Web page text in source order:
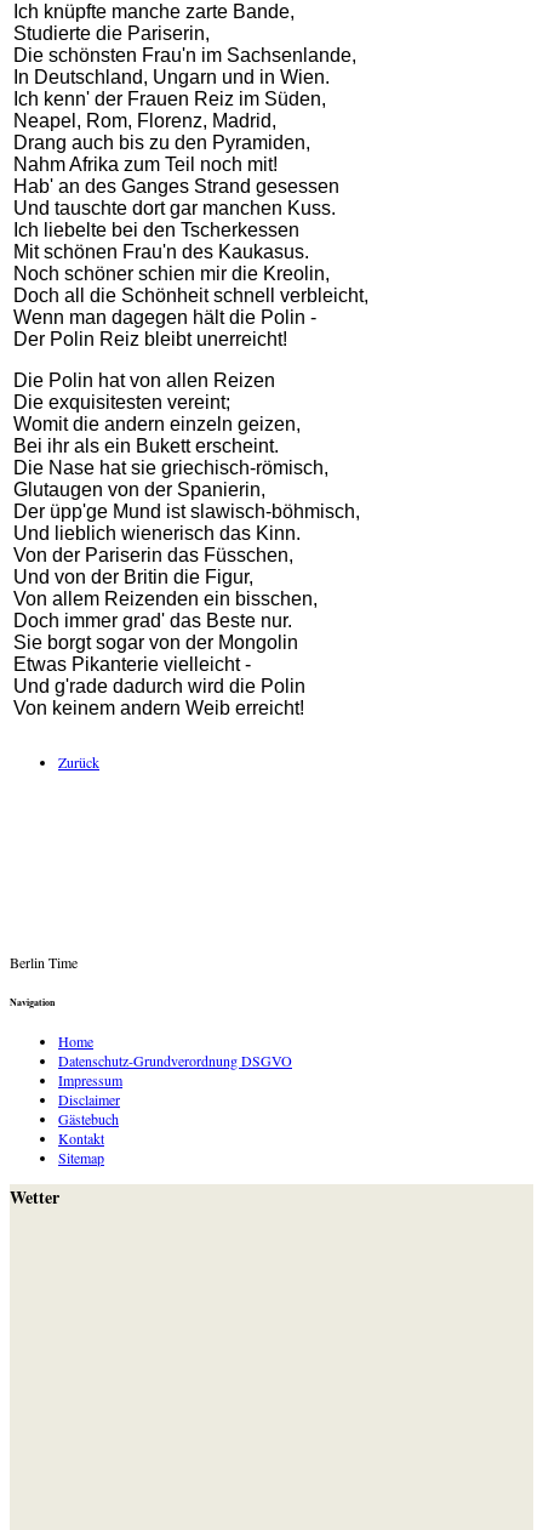
Ich knüpfte manche zarte Bande,
Studierte die Pariserin,
Die schönsten Frau'n im Sachsenlande,
In Deutschland, Ungarn und in Wien.
Ich kenn' der Frauen Reiz im Süden,
Neapel, Rom, Florenz, Madrid,
Drang auch bis zu den Pyramiden,
Nahm Afrika zum Teil noch mit!
Hab' an des Ganges Strand gesessen
Und tauschte dort gar manchen Kuss.
Ich liebelte bei den Tscherkessen
Mit schönen Frau'n des Kaukasus.
Noch schöner schien mir die Kreolin,
Doch all die Schönheit schnell verbleicht,
Wenn man dagegen hält die Polin -
Der Polin Reiz bleibt unerreicht!
Die Polin hat von allen Reizen
Die exquisitesten vereint;
Womit die andern einzeln geizen,
Bei ihr als ein Bukett erscheint.
Die Nase hat sie griechisch-römisch,
Glutaugen von der Spanierin,
Der üpp'ge Mund ist slawisch-böhmisch,
Und lieblich wienerisch das Kinn.
Von der Pariserin das Füsschen,
Und von der Britin die Figur,
Von allem Reizenden ein bisschen,
Doch immer grad' das Beste nur.
Sie borgt sogar von der Mongolin
Etwas Pikanterie vielleicht -
Und g'rade dadurch wird die Polin
Von keinem andern Weib erreicht!
Zurück
Berlin Time
Navigation
Home
Datenschutz-Grundverordnung DSGVO
Impressum
Disclaimer
Gästebuch
Kontakt
Sitemap
Wetter